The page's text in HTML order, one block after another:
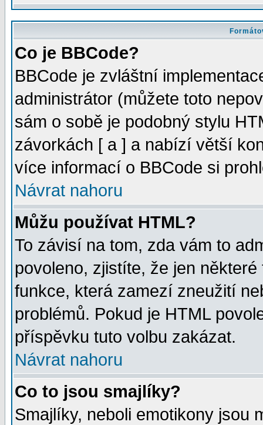
Co je BBCode?
BBCode je zvláštní
administrátor (můžete toto
sám o sobě je podobný stylu
závorkách [ a ] a nabízí větší
více informací o BBCode si
Návrat nahoru
Můžu používat HTML?
To závisí na tom, zda vám to
povoleno, zjistíte, že jen
funkce, která zamezí zneužití
problémů. Pokud je HTML
příspěvku tuto volbu zakázat.
Návrat nahoru
Co to jsou smajlíky?
Smajlíky, neboli emotikony jsou